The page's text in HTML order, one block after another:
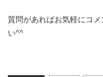
質問があればお気軽にコ
い^^